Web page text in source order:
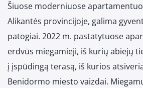
Šiuose moderniuose
Alikantės provincijoje, galima
patogiai. 2022 m. pastatytuose
erdvūs miegamieji, iš kurių abiejų
į įspūdingą terasą, iš kurios
Benidormo miesto vaizdai.